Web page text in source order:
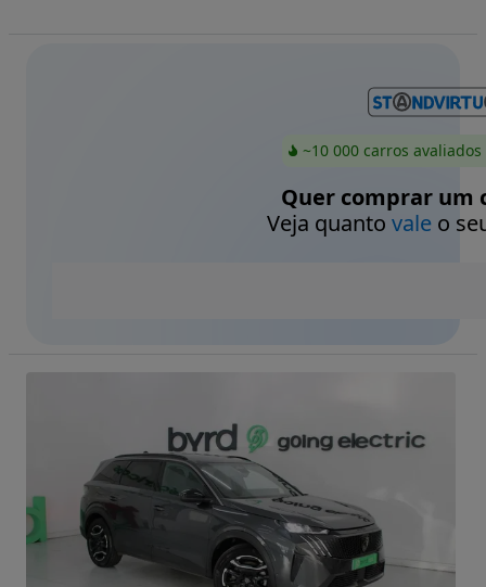
~10 000 carros
Quer comprar um
Veja quanto valeo